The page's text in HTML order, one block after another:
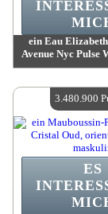
ein Eau
Avenue Nyc Pulse
Verfügbare
ES
3.480.900